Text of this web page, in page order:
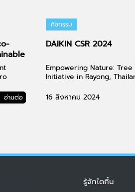
for
อ่านต่อ
กิจกรรม
DAIKIN CSR 2024
Empowering Nature: Tree
Initiative in Rayong,
16 สิงหาคม 2024
รู้จักไดกิ้น